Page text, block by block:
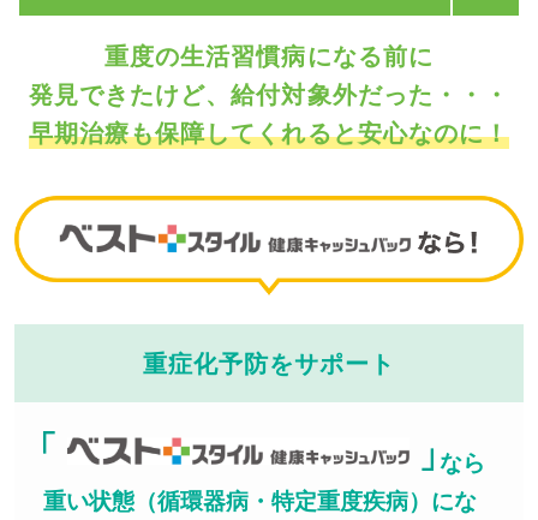
重度の生活習慣病になる前に
発見できたけど、給付対象外だった・・・
早期治療も保障してくれると安心なのに！
重症化予防をサポート
なら
重い状態（循環器病・特定重度疾病）にな